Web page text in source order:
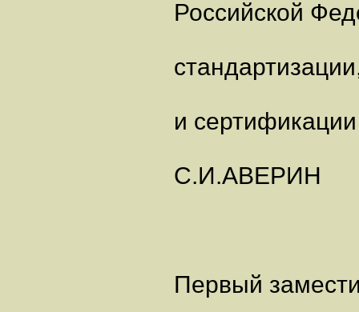
Российской
и сертификации
С.И.АВЕРИН
Первый